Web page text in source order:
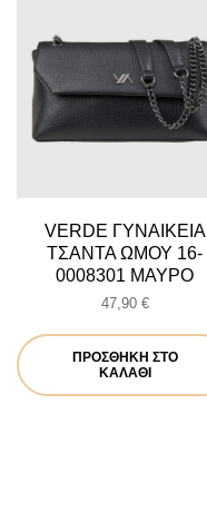
VERDE ΓΥΝΑΙΚΕΙΑ
ΤΣΑΝΤΑ ΩΜΟΥ 16-
0008301 ΜΑΥΡΟ
47,90 €
ΠΡΟΣΘΉΚΗ ΣΤΟ
ΚΑΛΆΘΙ